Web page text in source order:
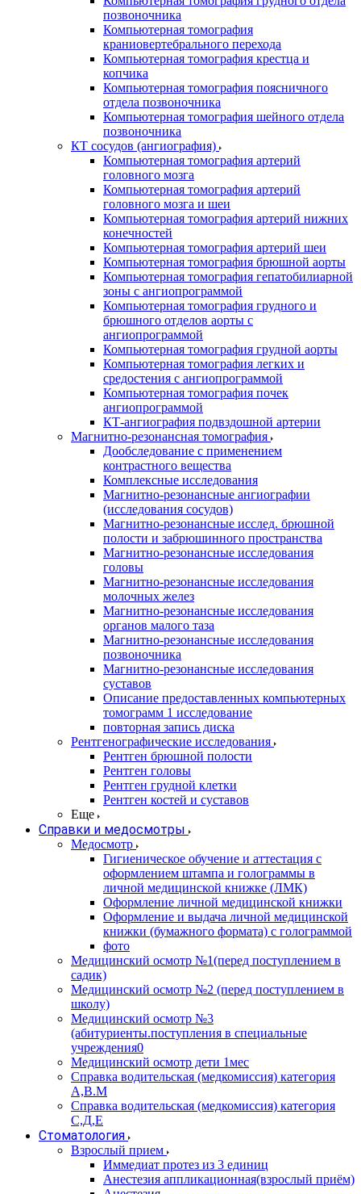
позвоночника
Компьютерная томография
краниовертебрального перехода
Компьютерная томография крестца и
копчика
Компьютерная томография поясничного
отдела позвоночника
Компьютерная томография шейного отдела
позвоночника
КТ сосудов (ангиография)
Компьютерная томография артерий
головного мозга
Компьютерная томография артерий
головного мозга и шеи
Компьютерная томография артерий нижних
конечностей
Компьютерная томография артерий шеи
Компьютерная томография брюшной аорты
Компьютерная томография гепатобилиарной
зоны с ангиопрограммой
Компьютерная томография грудного и
брюшного отделов аорты с
ангиопрограммой
Компьютерная томография грудной аорты
Компьютерная томография легких и
средостения с ангиопрограммой
Компьютерная томография почек
ангиопрограммой
КТ-ангиография подвздошной артерии
Магнитно-резонансная томография
Дообследование с применением
контрастного вещества
Комплексные исследования
Магнитно-резонансные ангиографии
(исследования сосудов)
Магнитно-резонансные исслед. брюшной
полости и забрюшинного пространства
Магнитно-резонансные исследования
головы
Магнитно-резонансные исследования
молочных желез
Магнитно-резонансные исследования
органов малого таза
Магнитно-резонансные исследования
позвоночника
Магнитно-резонансные исследования
суставов
Описание предоставленных компьютерных
томограмм 1 исследование
повторная запись диска
Рентгенографические исследования
Рентген брюшной полости
Рентген головы
Рентген грудной клетки
Рентген костей и суставов
Еще
Справки и медосмотры
Медосмотр
Гигиеническое обучение и аттестация с
оформлением штампа и голограммы в
личной медицинской книжке (ЛМК)
Оформление личной медицинской книжки
Оформление и выдача личной медицинской
книжки (бумажного формата) с голограммой
фото
Медицинский осмотр №1(перед поступлением в
садик)
Медицинский осмотр №2 (перед поступлением в
школу)
Медицинский осмотр №3
(абитуриенты.поступления в специальные
учреждения0
Медицинский осмотр дети 1мес
Справка водительская (медкомиссия) категория
А,В.М
Справка водительская (медкомиссия) категория
С,Д,Е
Стоматология
Взрослый прием
Иммедиат протез из 3 единиц
Анестезия аппликационная(взрослый приём)